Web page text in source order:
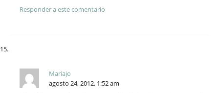
Responder a este comentario
Mariajo
agosto 24, 2012, 1:52 am